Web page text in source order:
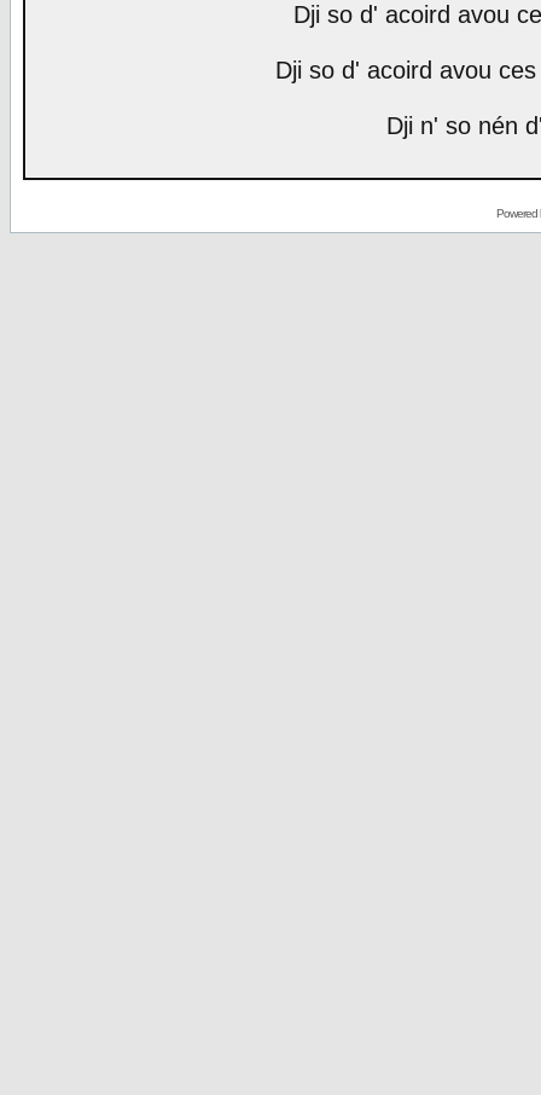
Dji so d' acoird avou
Dji so d' acoird avou
Dji n' so nén
Powered